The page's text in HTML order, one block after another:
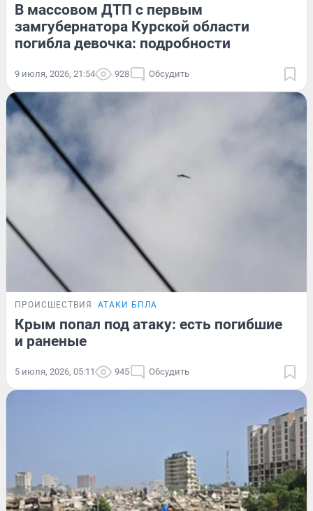
В массовом ДТП с первым
замгубернатора Курской области
погибла девочка: подробности
9 июля, 2026, 21:54 928 Обсудить
ПРОИСШЕСТВИЯ АТАКИ БПЛА
Крым попал под атаку: есть погибшие
и раненые
5 июля, 2026, 05:11 945 Обсудить